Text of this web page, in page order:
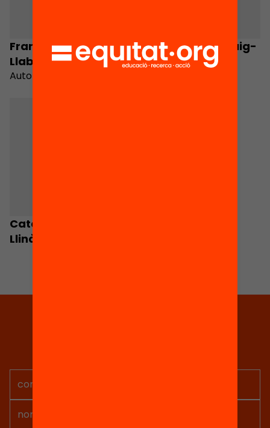
Francisca Niell
Llabrés
Autora
Andreu Ramis Puig-
gros
Caterina Valriu
Llinàs